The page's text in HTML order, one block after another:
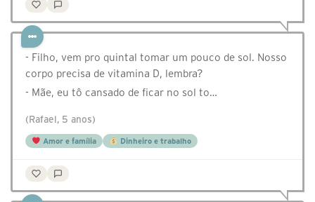
- Filho, vem pro quintal tomar um pouco de sol. Nosso
corpo precisa de vitamina D, lembra?
- Mãe, eu tô cansado de ficar no sol to…
(Rafael, 5 anos)
Amor e família Dinheiro e trabalho